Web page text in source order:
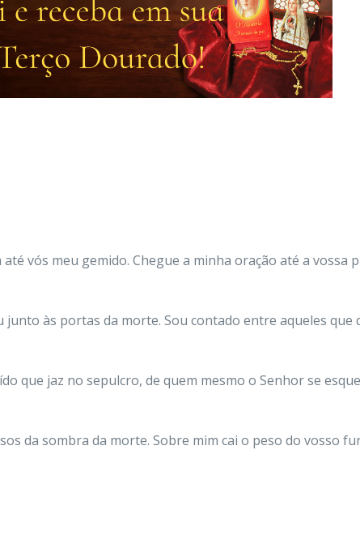
vós meu gemido. Chegue a minha oração até a vossa
às portas da morte. Sou contado entre aqueles que
que jaz no sepulcro, de quem mesmo o Senhor se
da sombra da morte. Sobre mim cai o peso do vosso